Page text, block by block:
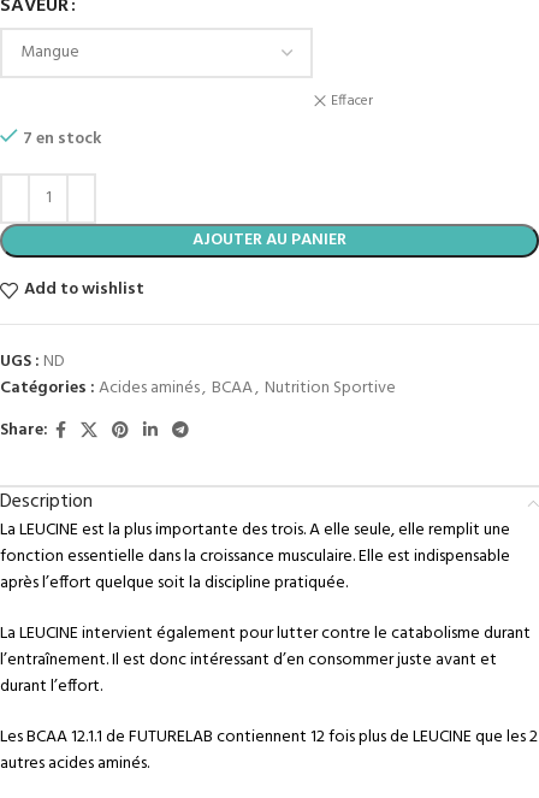
Effacer
7 en stock
AJOUTER AU PANIER
Add to wishlist
UGS : ND
Catégories :Acides aminés, BCAA, Nutrition Sportive
Share:
Description
La LEUCINE est la plus importante des trois. A elle seule, elle remplit une
fonction essentielle dans la croissance musculaire. Elle est indispensable
après l’effort quelque soit la discipline pratiquée.
La LEUCINE intervient également pour lutter contre le catabolisme durant
l’entraînement. Il est donc intéressant d’en consommer juste avant et
durant l’effort.
Les BCAA 12.1.1 de FUTURELAB contiennent 12 fois plus de LEUCINE que les 2
autres acides aminés.